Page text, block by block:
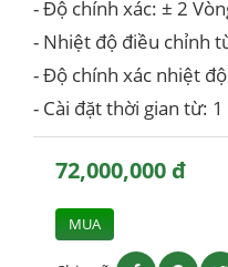
- Độ chính xác: ± 2
- Nhiệt độ điều chỉnh
- Độ chính xác nhiệt
- Cài đặt thời gian từ:
72,000,000 đ
MUA